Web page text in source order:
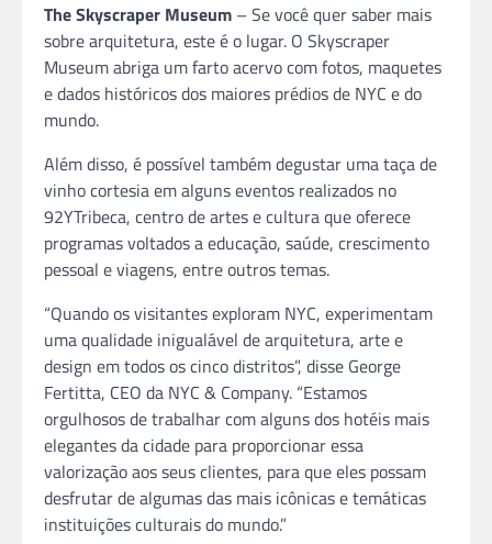
The Skyscraper Museum – Se você quer saber mais
sobre arquitetura, este é o lugar. O Skyscraper
Museum abriga um farto acervo com fotos, maquetes
e dados históricos dos maiores prédios de NYC e do
mundo.
Além disso, é possível também degustar uma taça de
vinho cortesia em alguns eventos realizados no
92YTribeca, centro de artes e cultura que oferece
programas voltados a educação, saúde, crescimento
pessoal e viagens, entre outros temas.
“Quando os visitantes exploram NYC, experimentam
uma qualidade inigualável de arquitetura, arte e
design em todos os cinco distritos”, disse George
Fertitta, CEO da NYC & Company. “Estamos
orgulhosos de trabalhar com alguns dos hotéis mais
elegantes da cidade para proporcionar essa
valorização aos seus clientes, para que eles possam
desfrutar de algumas das mais icônicas e temáticas
instituições culturais do mundo.”